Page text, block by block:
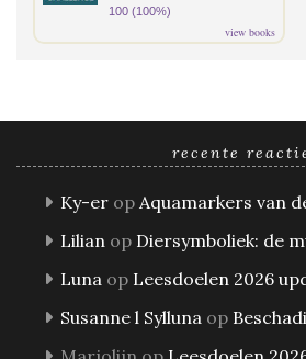
100 (100%)
view books
recente
Ky-er op Aquamarkers van
Lilian op Diersymboliek: de
Luna op Leesdoelen 2026
Susanne l Sylluna op